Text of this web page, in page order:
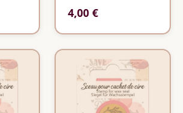
4,00 €